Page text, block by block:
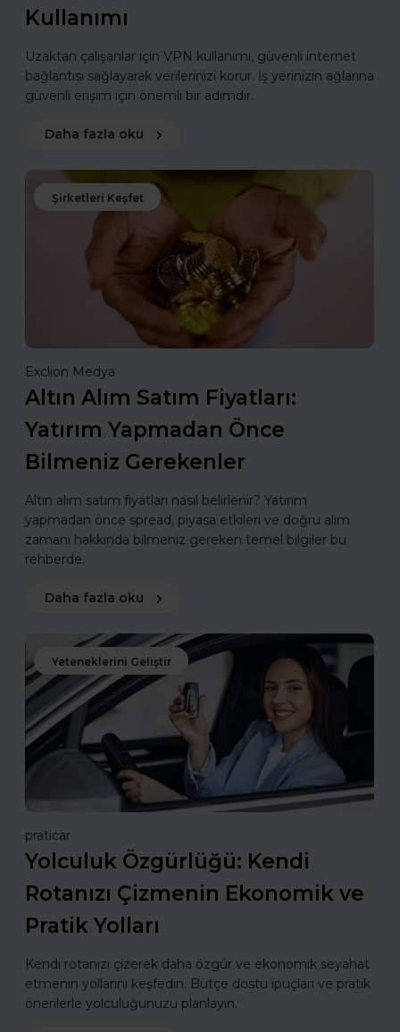
Kullanımı
Uzaktan çalışanlar için VPN kullanımı, güvenli internet
bağlantısı sağlayarak verilerinizi korur. İş yerinizin ağlarına
güvenli erişim için önemli bir adımdır.
Daha fazla oku
Şirketleri Keşfet
Exclion Medya
Altın Alım Satım Fiyatları:
Yatırım Yapmadan Önce
Bilmeniz Gerekenler
Altın alım satım fiyatları nasıl belirlenir? Yatırım
yapmadan önce spread, piyasa etkileri ve doğru alım
zamanı hakkında bilmeniz gereken temel bilgiler bu
rehberde.
Daha fazla oku
Yeteneklerini Geliştir
praticar
Yolculuk Özgürlüğü: Kendi
Rotanızı Çizmenin Ekonomik ve
Pratik Yolları
Kendi rotanızı çizerek daha özgür ve ekonomik seyahat
etmenin yollarını keşfedin. Bütçe dostu ipuçları ve pratik
önerilerle yolculuğunuzu planlayın.